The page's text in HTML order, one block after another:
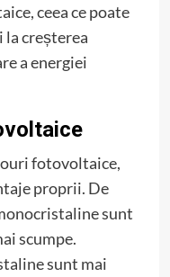
ceea ce poate
la creșterea
a energiei
fotovoltaice,
proprii. De
sunt
scumpe.
sunt mai